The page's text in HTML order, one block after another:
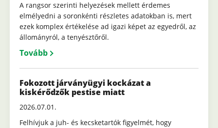
A rangsor szerinti helyezések mellett érdemes
elmélyedni a soronkénti részletes adatokban is, mert
ezek komplex értékelése ad igazi képet az egyedről, az
állományról, a tenyésztőről.
Tovább
Fokozott járványügyi kockázat a
kiskérődzők pestise miatt
2026.07.01.
Felhívjuk a juh- és kecsketartók figyelmét, hogy